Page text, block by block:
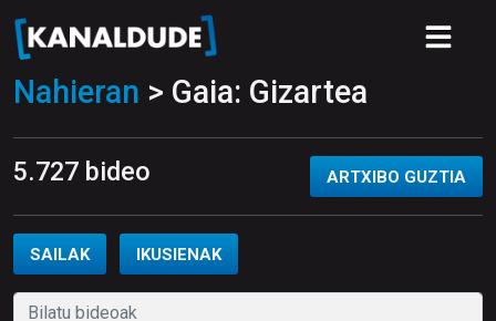
Nahieran > Gaia: Gizartea
5.727 bideo ARTXIBO GUZTIA
SAILAK IKUSIENAK